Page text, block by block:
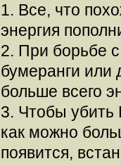
1. Все, что
энергия
2. При борьбе
бумеранги
больше всего
3. Чтобы убить
как можно
появится,